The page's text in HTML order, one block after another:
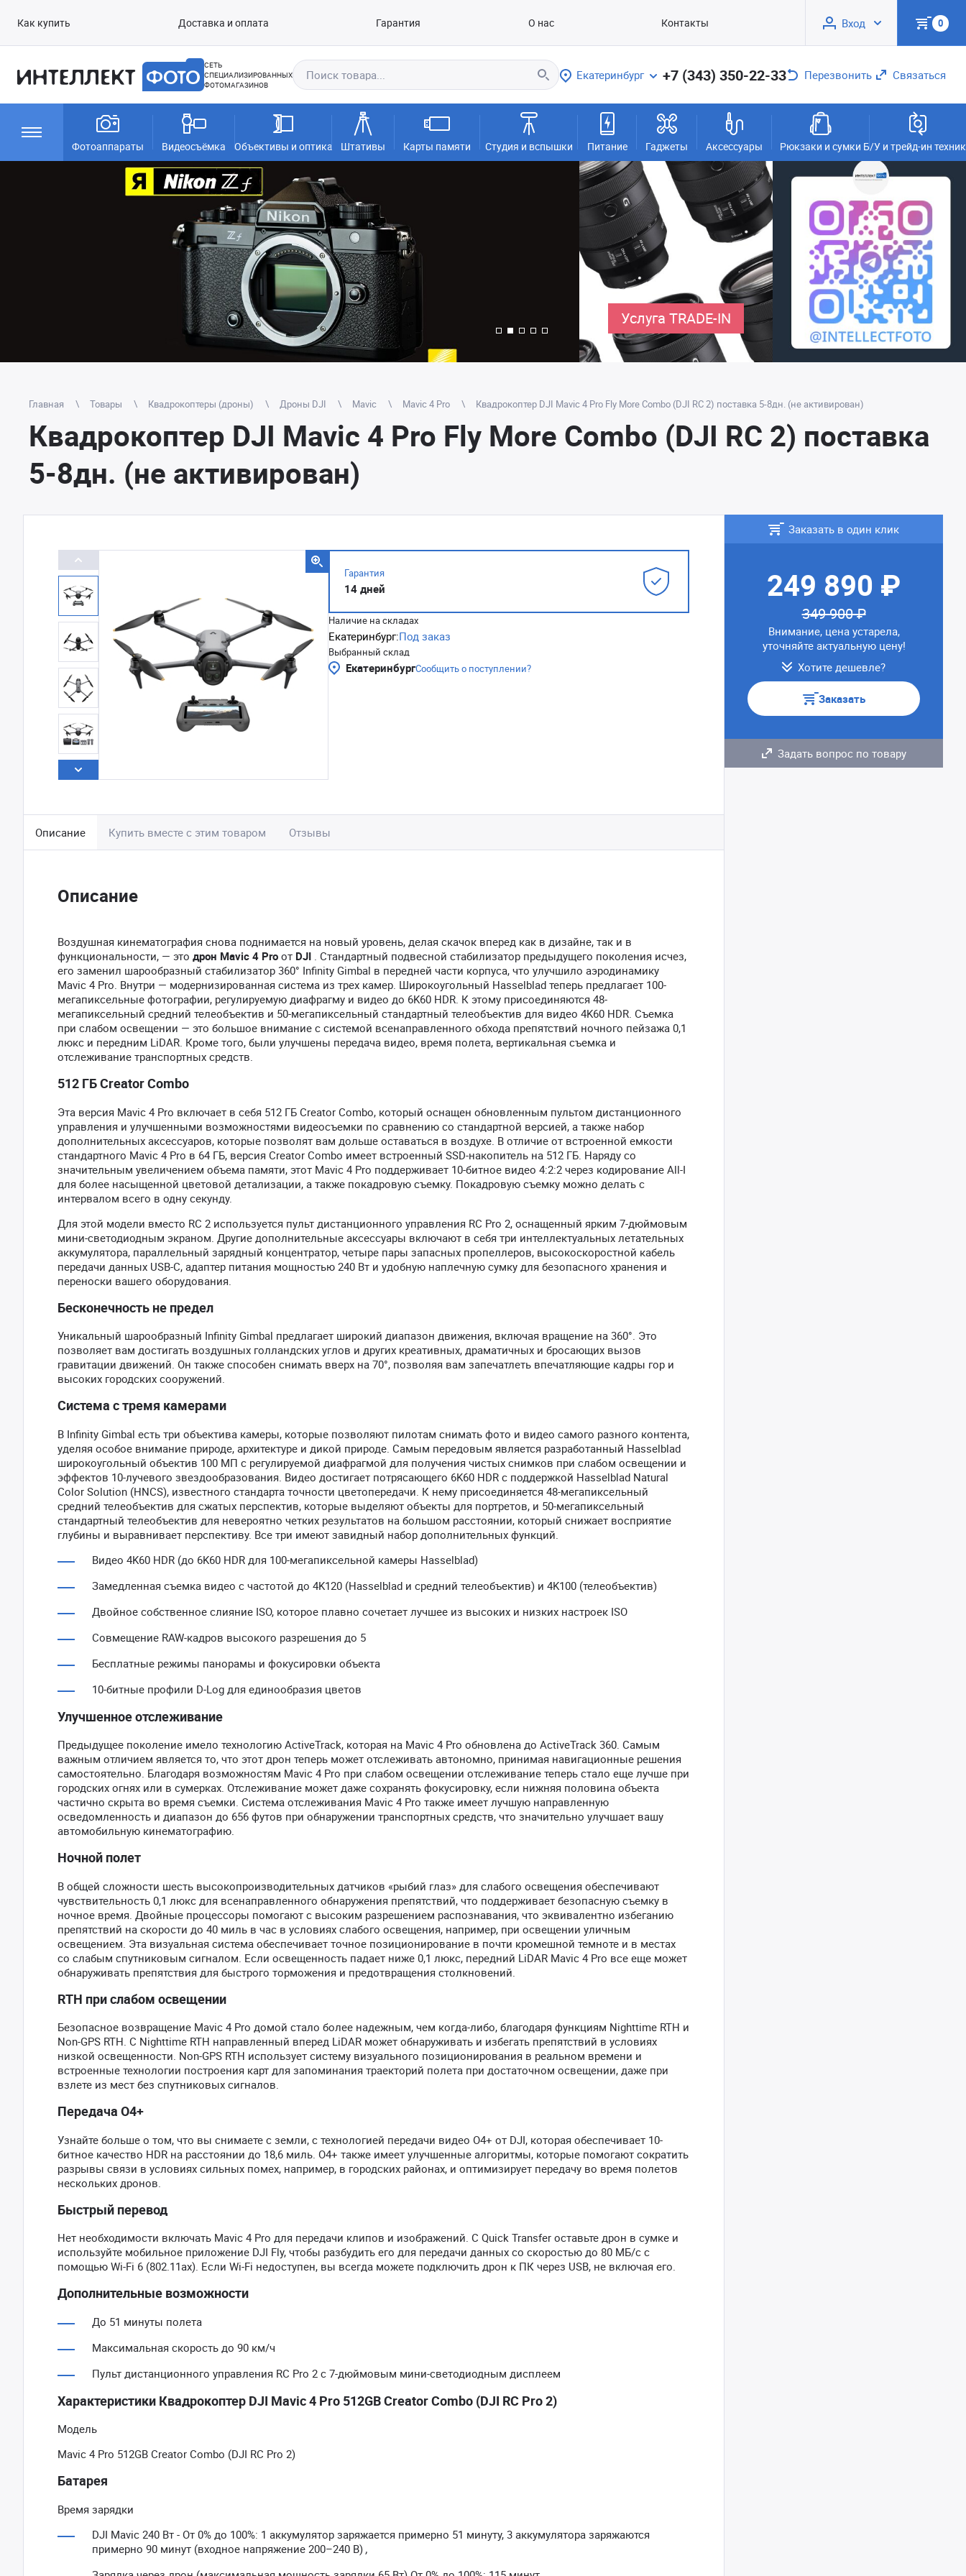
Как купить Доставка и оплата Гарантия О нас Контакты Вход 0
СЕТЬ
СПЕЦИАЛИЗИРОВАННЫХ
ФОТОМАГАЗИНОВ
Екатеринбург +7 (343) 350-22-33 Перезвонить Связаться
Фотоаппараты Видеосъёмка Объективы и оптика Штативы Карты памяти Студия и вспышки Питание Гаджеты Аксессуары Рюкзаки и сумки Б/У и трейд-ин
Услуга TRADE-IN
Главная Товары Квадрокоптеры (дроны) Дроны DJI Mavic Mavic 4 Pro Квадрокоптер DJI Mavic 4 Pro Fly More Combo (DJI RC 2) поставка 5-8дн. (не активирован)
Квадрокоптер DJI Mavic 4 Pro Fly More Combo (DJI RC 2) поставка
5-8дн. (не активирован)
Гарантия
14 дней
Наличие на складах
Екатеринбург:Под заказ
Выбранный склад
ЕкатеринбургСообщить о поступлении?
Описание Купить вместе с этим товаром Отзывы
Описание
Воздушная кинематография снова поднимается на новый уровень, делая скачок вперед как в дизайне, так и в
функциональности, — это дрон Mavic 4 Pro от DJI . Стандартный подвесной стабилизатор предыдущего поколения исчез,
его заменил шарообразный стабилизатор 360° Infinity Gimbal в передней части корпуса, что улучшило аэродинамику
Mavic 4 Pro. Внутри — модернизированная система из трех камер. Широкоугольный Hasselblad теперь предлагает 100-
мегапиксельные фотографии, регулируемую диафрагму и видео до 6K60 HDR. К этому присоединяются 48-
мегапиксельный средний телеобъектив и 50-мегапиксельный стандартный телеобъектив для видео 4K60 HDR. Съемка
при слабом освещении — это большое внимание с системой всенаправленного обхода препятствий ночного пейзажа 0,1
люкс и передним LiDAR. Кроме того, были улучшены передача видео, время полета, вертикальная съемка и
отслеживание транспортных средств.
512 ГБ Creator Combo
Эта версия Mavic 4 Pro включает в себя 512 ГБ Creator Combo, который оснащен обновленным пультом дистанционного
управления и улучшенными возможностями видеосъемки по сравнению со стандартной версией, а также набор
дополнительных аксессуаров, которые позволят вам дольше оставаться в воздухе. В отличие от встроенной емкости
стандартного Mavic 4 Pro в 64 ГБ, версия Creator Combo имеет встроенный SSD-накопитель на 512 ГБ. Наряду со
значительным увеличением объема памяти, этот Mavic 4 Pro поддерживает 10-битное видео 4:2:2 через кодирование All-I
для более насыщенной цветовой детализации, а также покадровую съемку. Покадровую съемку можно делать с
интервалом всего в одну секунду.
Для этой модели вместо RC 2 используется пульт дистанционного управления RC Pro 2, оснащенный ярким 7-дюймовым
мини-светодиодным экраном. Другие дополнительные аксессуары включают в себя три интеллектуальных летательных
аккумулятора, параллельный зарядный концентратор, четыре пары запасных пропеллеров, высокоскоростной кабель
передачи данных USB-C, адаптер питания мощностью 240 Вт и удобную наплечную сумку для безопасного хранения и
переноски вашего оборудования.
Бесконечность не предел
Уникальный шарообразный Infinity Gimbal предлагает широкий диапазон движения, включая вращение на 360°. Это
позволяет вам достигать воздушных голландских углов и других креативных, драматичных и бросающих вызов
гравитации движений. Он также способен снимать вверх на 70°, позволяя вам запечатлеть впечатляющие кадры гор и
высоких городских сооружений.
Система с тремя камерами
В Infinity Gimbal есть три объектива камеры, которые позволяют пилотам снимать фото и видео самого разного контента,
уделяя особое внимание природе, архитектуре и дикой природе. Самым передовым является разработанный Hasselblad
широкоугольный объектив 100 МП с регулируемой диафрагмой для получения чистых снимков при слабом освещении и
эффектов 10-лучевого звездообразования. Видео достигает потрясающего 6K60 HDR с поддержкой Hasselblad Natural
Color Solution (HNCS), известного стандарта точности цветопередачи. К нему присоединяется 48-мегапиксельный
средний телеобъектив для сжатых перспектив, которые выделяют объекты для портретов, и 50-мегапиксельный
стандартный телеобъектив для невероятно четких результатов на большом расстоянии, который снижает восприятие
глубины и выравнивает перспективу. Все три имеют завидный набор дополнительных функций.
Видео 4K60 HDR (до 6K60 HDR для 100-мегапиксельной камеры Hasselblad)
Замедленная съемка видео с частотой до 4K120 (Hasselblad и средний телеобъектив) и 4K100 (телеобъектив)
Двойное собственное слияние ISO, которое плавно сочетает лучшее из высоких и низких настроек ISO
Совмещение RAW-кадров высокого разрешения до 5
Бесплатные режимы панорамы и фокусировки объекта
10-битные профили D-Log для единообразия цветов
Улучшенное отслеживание
Предыдущее поколение имело технологию ActiveTrack, которая на Mavic 4 Pro обновлена ​​до ActiveTrack 360. Самым
важным отличием является то, что этот дрон теперь может отслеживать автономно, принимая навигационные решения
самостоятельно. Благодаря возможностям Mavic 4 Pro при слабом освещении отслеживание теперь стало еще лучше при
городских огнях или в сумерках. Отслеживание может даже сохранять фокусировку, если нижняя половина объекта
частично скрыта во время съемки. Система отслеживания Mavic 4 Pro также имеет лучшую направленную
осведомленность и диапазон до 656 футов при обнаружении транспортных средств, что значительно улучшает вашу
автомобильную кинематографию.
Ночной полет
В общей сложности шесть высокопроизводительных датчиков «рыбий глаз» для слабого освещения обеспечивают
чувствительность 0,1 люкс для всенаправленного обнаружения препятствий, что поддерживает безопасную съемку в
ночное время. Двойные процессоры помогают с высоким разрешением распознавания, что эквивалентно избеганию
препятствий на скорости до 40 миль в час в условиях слабого освещения, например, при освещении уличным
освещением. Эта визуальная система обеспечивает точное позиционирование в почти кромешной темноте и в местах
со слабым спутниковым сигналом. Если освещенность падает ниже 0,1 люкс, передний LiDAR Mavic 4 Pro все еще может
обнаруживать препятствия для быстрого торможения и предотвращения столкновений.
RTH при слабом освещении
Безопасное возвращение Mavic 4 Pro домой стало более надежным, чем когда-либо, благодаря функциям Nighttime RTH и
Non-GPS RTH. С Nighttime RTH направленный вперед LiDAR может обнаруживать и избегать препятствий в условиях
низкой освещенности. Non-GPS RTH использует систему визуального позиционирования в реальном времени и
встроенные технологии построения карт для запоминания траекторий полета при достаточном освещении, даже при
взлете из мест без спутниковых сигналов.
Передача O4+
Узнайте больше о том, что вы снимаете с земли, с технологией передачи видео O4+ от DJI, которая обеспечивает 10-
битное качество HDR на расстоянии до 18,6 миль. O4+ также имеет улучшенные алгоритмы, которые помогают сократить
разрывы связи в условиях сильных помех, например, в городских районах, и оптимизирует передачу во время полетов
нескольких дронов.
Быстрый перевод
Нет необходимости включать Mavic 4 Pro для передачи клипов и изображений. С Quick Transfer оставьте дрон в сумке и
используйте мобильное приложение DJI Fly, чтобы разбудить его для передачи данных со скоростью до 80 МБ/с с
помощью Wi-Fi 6 (802.11ax). Если Wi-Fi недоступен, вы всегда можете подключить дрон к ПК через USB, не включая его.
Дополнительные возможности
До 51 минуты полета
Максимальная скорость до 90 км/ч
Пульт дистанционного управления RC Pro 2 с 7-дюймовым мини-светодиодным дисплеем
Характеристики Квадрокоптер DJI Mavic 4 Pro 512GB Creator Combo (DJI RC Pro 2)
Модель
Mavic 4 Pro 512GB Creator Combo (DJI RC Pro 2)
Батарея
Время зарядки
DJI Mavic 240 Вт - От 0% до 100%: 1 аккумулятор заряжается примерно 51 минуту, 3 аккумулятора заряжаются
примерно 90 минут (входное напряжение 200–240 В) ,
Заказать в один клик
249 890 ₽
349 900 ₽
Внимание, цена устарела,
уточняйте актуальную цену!
Хотите дешевле?
Заказать
Задать вопрос по товару